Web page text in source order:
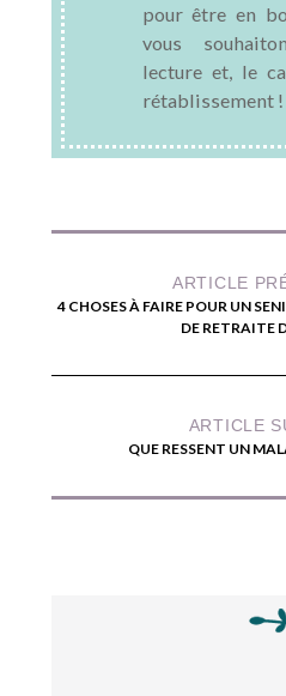
pour être en
vous
lecture et, le
rétablissement !
ARTICLE
4 CHOSES À FAIRE POUR UN
DE RETRAITE
ARTICLE
QUE RESSENT UN